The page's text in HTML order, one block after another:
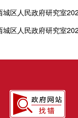
区人民政府研究室
区人民政府研究室